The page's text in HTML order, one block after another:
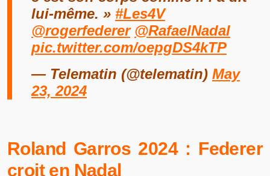
lui-même. » #Les4V
@rogerfederer @RafaelNadal
pic.twitter.com/oepgDS4kTP
— Telematin (@telematin) May
23, 2024
Roland Garros 2024 : Federer
croit en Nadal